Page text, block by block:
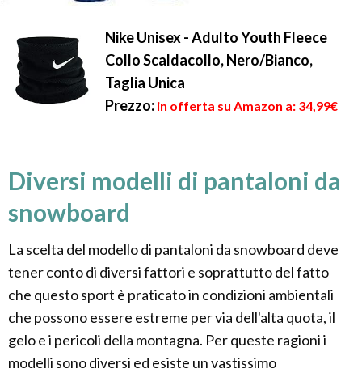
Nike Unisex - Adulto Youth Fleece
Collo Scaldacollo, Nero/Bianco,
Taglia Unica
Prezzo: in offerta su Amazon a: 34,99€
Diversi modelli di pantaloni da
snowboard
La scelta del modello di pantaloni da snowboard deve
tener conto di diversi fattori e soprattutto del fatto
che questo sport è praticato in condizioni ambientali
che possono essere estreme per via dell'alta quota, il
gelo e i pericoli della montagna. Per queste ragioni i
modelli sono diversi ed esiste un vastissimo